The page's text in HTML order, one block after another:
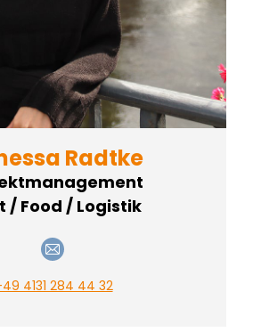
Radtke
/ Food / Logistik
4131 284 44 32
E-
mail